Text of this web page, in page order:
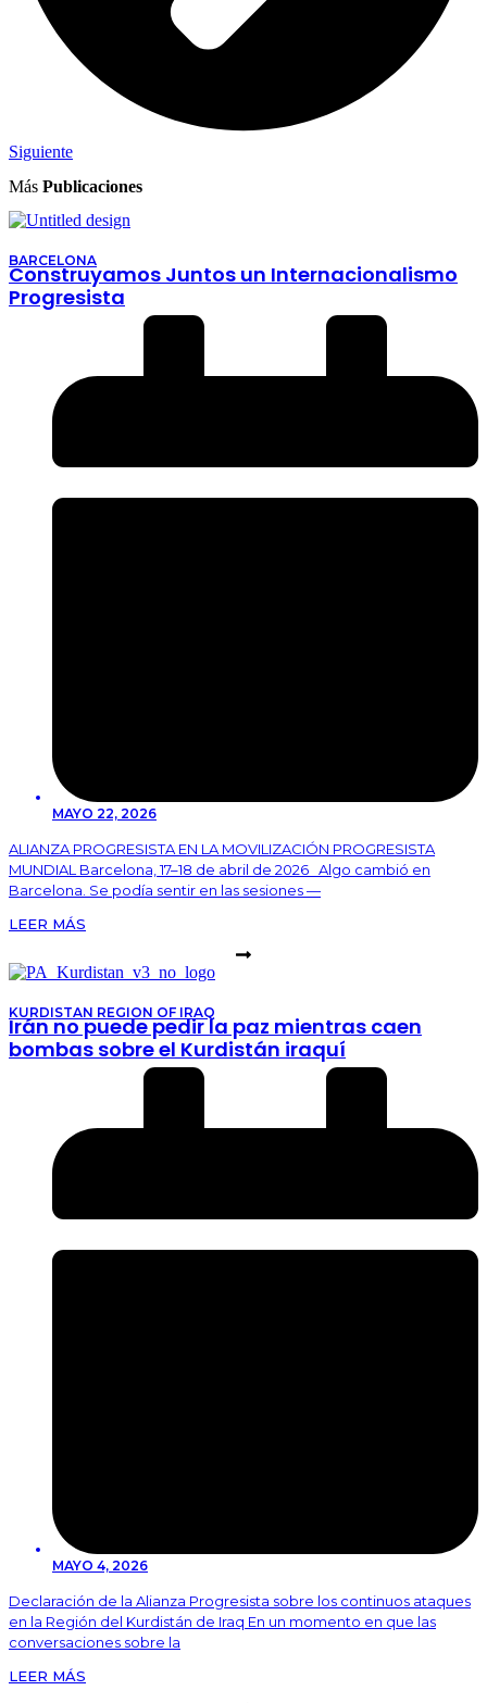
Siguiente
Más Publicaciones
BARCELONA
Construyamos Juntos un Internacionalismo
Progresista
MAYO 22, 2026
ALIANZA PROGRESISTA EN LA MOVILIZACIÓN PROGRESISTA
MUNDIAL Barcelona, 17–18 de abril de 2026 Algo cambió en
Barcelona. Se podía sentir en las sesiones —
LEER MÁS
KURDISTAN REGION OF IRAQ
Irán no puede pedir la paz mientras caen
bombas sobre el Kurdistán iraquí
MAYO 4, 2026
Declaración de la Alianza Progresista sobre los continuos ataques
en la Región del Kurdistán de Iraq En un momento en que las
conversaciones sobre la
LEER MÁS